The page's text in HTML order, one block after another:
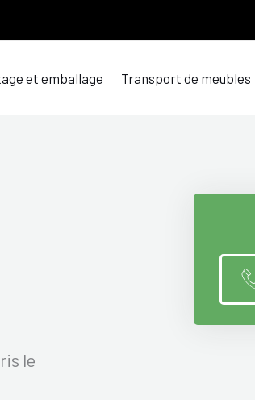
et emballage Transport de meubles
le